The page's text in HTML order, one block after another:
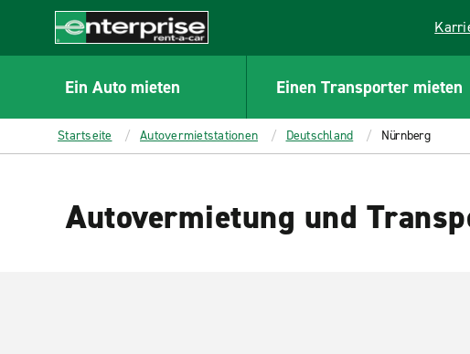
CONTENT
Enterprise
Link
Ein Auto mieten Einen Transporter mieten
Startseite Autovermietstationen Deutschland Nürnberg
Autovermietung und